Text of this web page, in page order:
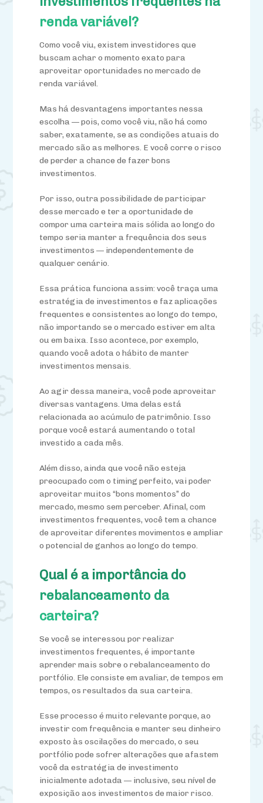
renda variável?
Comovocê viu, existem investidores que
buscam achar o momento exatopara
aproveitar oportunidades no mercado de
renda variável.
Mas há desvantagens importantes nessa
escolha — pois, como você viu, não há como
saber, exatamente, se as condições atuais do
mercado são as melhores. E você corre o risco
de perder a chance de fazer bons
investimentos.
Por isso, outra possibilidade de participar
desse mercado e ter a oportunidade de
compor uma carteira mais sólida ao longo do
tempo seria manter a frequência dos seus
investimentos — independentemente de
qualquer cenário.
Essa prática funciona assim:você traça uma
estratégia de investimentos e faz aplicações
frequentes econsistentes ao longo do tempo,
não importando se o mercado estiver em alta
ou em baixa. Isso acontece, por exemplo,
quando você adota o hábito de manter
investimentos mensais.
Ao agir dessa maneira,você pode aproveitar
diversas vantagens. Uma delas está
relacionada ao acúmulo de patrimônio. Isso
porque você estará aumentando o total
investido a cada mês.
Além disso, ainda que você não esteja
preocupado com o timing perfeito, vai poder
aproveitar muitos “bons momentos” do
mercado, mesmo sem perceber. Afinal, com
investimentos frequentes, você tem a chance
de aproveitar diferentes movimentos e ampliar
o potencial de ganhos ao longo do tempo.
Qual é a importância do
rebalanceamento da
carteira?
Se você se interessou por realizar
investimentos frequentes, é importante
aprender mais sobre o rebalanceamento do
portfólio. Eleconsiste em avaliar, de tempos em
tempos, os resultados da sua carteira.
Esse processo é muito relevante porque, ao
investir com frequência e manter seu dinheiro
exposto às oscilações do mercado, o seu
portfólio pode sofrer alterações que afastem
você da estratégia de investimento
inicialmente adotada — inclusive, seu nível de
exposição aos investimentos de maior risco.